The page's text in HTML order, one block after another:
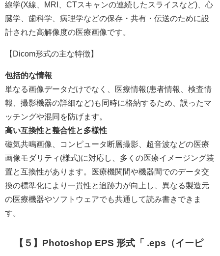
線学(X線、MRI、CTスキャンの連続したスライスなど)、心
臓学、歯科学、病理学などの保存・共有・伝送のために設
計された高解像度の医療画像です。
【Dicom形式の主な特徴】
包括的な情報
単なる画像データだけでなく、医療情報(患者情報、検査情
報、撮影機器の詳細など)も同時に格納するため、誤ったマ
ッチングや混同を防げます。
高い互換性と整合性と多様性
磁気共鳴画像、コンピュータ断層撮影、超音波などの医療
画像モダリティ(様式)に対応し、多くの医療イメージング装
置と互換性があります。医療機関間や機器間でのデータ交
換の標準化により一貫性と追跡力が向上し、異なる製造元
の医療機器やソフトウェアでも共通して読み書きできま
す。
【５】Photoshop EPS 形式「 .eps（イーピ